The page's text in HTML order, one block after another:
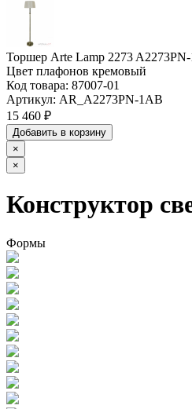
Торшер Arte Lamp 2273
Цвет плафонов кремовый
Код товара: 87007-01
Артикул: AR_A2273PN-1AB
15 460 ₽
Добавить в корзину
×
×
Конструктор
Формы